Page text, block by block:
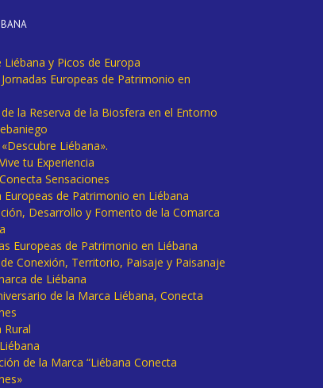
Liébana y Picos de Europa
Europeas de Patrimonio en
la Reserva de la Biosfera en el Entorno
Liébana».
tu Experiencia
Sensaciones
Europeas de Patrimonio en Liébana
Desarrollo y Fomento de la Comarca
Europeas de Patrimonio en Liébana
Conexión, Territorio, Paisaje y Paisanaje
de Liébana
de la Marca Liébana, Conecta
Rural
de la Marca “Liébana Conecta